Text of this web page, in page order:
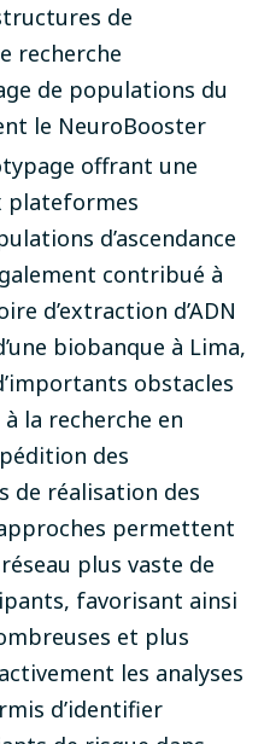
de
recherche
de populations du
le NeuroBooster
offrant une
plateformes
d’ascendance
contribué à
d’extraction d’ADN
biobanque à Lima,
obstacles
la recherche en
des
de réalisation des
permettent
plus vaste de
favorisant ainsi
et plus
les analyses
d’identifier